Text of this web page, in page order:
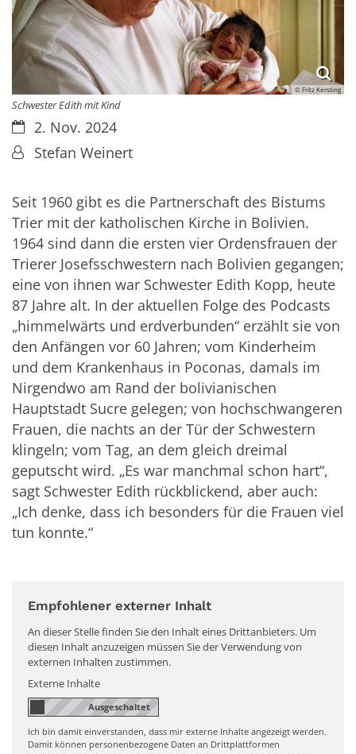
© Fritz Kersting
Schwester Edith mit Kind
Datum:2. Nov. 2024
Von:Stefan Weinert
Seit 1960 gibt es die Partnerschaft des Bistums
Trier mit der katholischen Kirche in Bolivien.
1964 sind dann die ersten vier Ordensfrauen der
Trierer Josefsschwestern nach Bolivien gegangen;
eine von ihnen war Schwester Edith Kopp, heute
87 Jahre alt. In der aktuellen Folge des Podcasts
„himmelwärts und erdverbunden“ erzählt sie von
den Anfängen vor 60 Jahren; vom Kinderheim
und dem Krankenhaus in Poconas, damals im
Nirgendwo am Rand der bolivianischen
Hauptstadt Sucre gelegen; von hochschwangeren
Frauen, die nachts an der Tür der Schwestern
klingeln; vom Tag, an dem gleich dreimal
geputscht wird. „Es war manchmal schon hart“,
sagt Schwester Edith rückblickend, aber auch:
„Ich denke, dass ich besonders für die Frauen viel
tun konnte.“
Empfohlener externer Inhalt
An dieser Stelle finden Sie den Inhalt eines Drittanbieters. Um
diesen Inhalt anzuzeigen müssen Sie der Verwendung von
externen Inhalten zustimmen.
Externe Inhalte
Ich bin damit einverstanden, dass mir externe Inhalte angezeigt werden.
Damit können personenbezogene Daten an Drittplattformen